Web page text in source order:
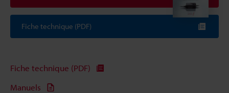
Fiche technique (PDF)
Fiche technique (PDF)
Manuels